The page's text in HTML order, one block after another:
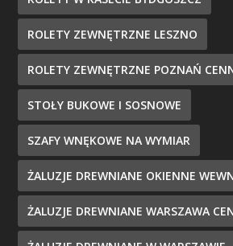
ROLETY ZEWNĘTRZNE LESZNO
ROLETY ZEWNĘTRZNE POZNAŃ
STOŁY BUKOWE I SOSNOWE
SZAFY WNĘKOWE NA WYMIAR
ŻALUZJE DREWNIANE OKIENNE
ŻALUZJE DREWNIANE WARSZAWA